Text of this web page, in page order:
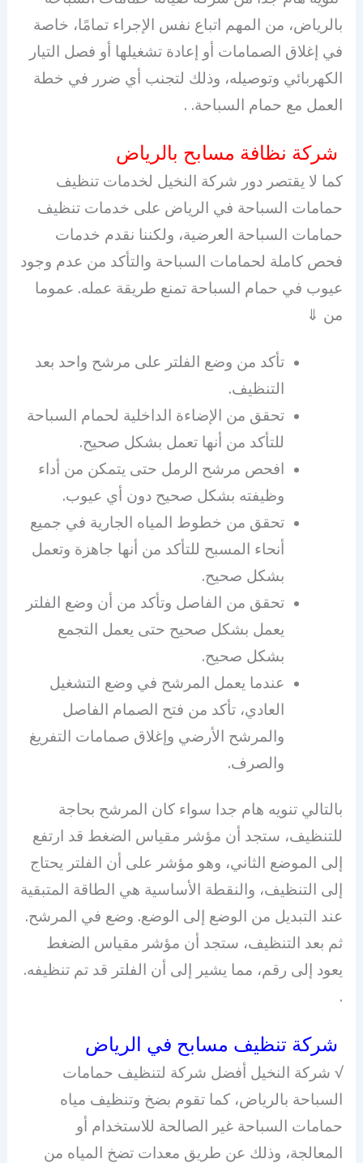
بالرياض، من المهم اتباع نفس الإجراء تمامًا، خاصة
في إغلاق الصمامات أو إعادة تشغيلها أو فصل التيار
الكهربائي وتوصيله، وذلك لتجنب أي ضرر في خطة
العمل مع حمام السباحة. .
شركة نظافة مسابح بالرياض
كما لا يقتصر دور شركة النخيل لخدمات تنظيف
حمامات السباحة في الرياض على خدمات تنظيف
حمامات السباحة العرضية، ولكننا نقدم خدمات
فحص كاملة لحمامات السباحة والتأكد من عدم وجود
عيوب في حمام السباحة تمنع طريقة عمله. عموما
من ⇓
تأكد من وضع الفلتر على مرشح واحد بعد
التنظيف.
تحقق من الإضاءة الداخلية لحمام السباحة
للتأكد من أنها تعمل بشكل صحيح.
افحص مرشح الرمل حتى يتمكن من أداء
وظيفته بشكل صحيح دون أي عيوب.
تحقق من خطوط المياه الجارية في جميع
أنحاء المسبح للتأكد من أنها جاهزة وتعمل
بشكل صحيح.
تحقق من الفاصل وتأكد من أن وضع الفلتر
يعمل بشكل صحيح حتى يعمل التجمع
بشكل صحيح.
عندما يعمل المرشح في وضع التشغيل
العادي، تأكد من فتح الصمام الفاصل
والمرشح الأرضي وإغلاق صمامات التفريغ
والصرف.
بالتالي تنويه هام جدا سواء كان المرشح بحاجة
للتنظيف، ستجد أن مؤشر مقياس الضغط قد ارتفع
إلى الموضع الثاني، وهو مؤشر على أن الفلتر يحتاج
إلى التنظيف، والنقطة الأساسية هي الطاقة المتبقية
عند التبديل من الوضع إلى الوضع. وضع في المرشح.
ثم بعد التنظيف، ستجد أن مؤشر مقياس الضغط
يعود إلى رقم، مما يشير إلى أن الفلتر قد تم تنظيفه.
.
شركة تنظيف مسابح في الرياض
√ شركة النخيل أفضل شركة لتنظيف حمامات
السباحة بالرياض، كما تقوم بضخ وتنظيف مياه
حمامات السباحة غير الصالحة للاستخدام أو
المعالجة، وذلك عن طريق معدات تضخ المياه من